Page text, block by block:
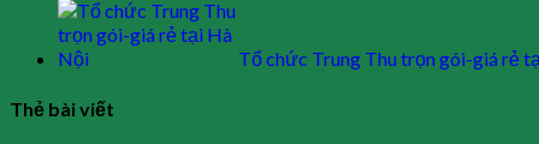
Tổ chức Trung Thu trọn gói-giá rẻ
Thẻ bài viết